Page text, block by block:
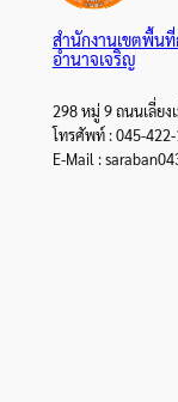
สำนักงานเขตพื้น
อำนาจเจริญ
298 หมู่ 9 ถนนเลี่ยง
โทรศัพท์ : 045-
E-Mail :